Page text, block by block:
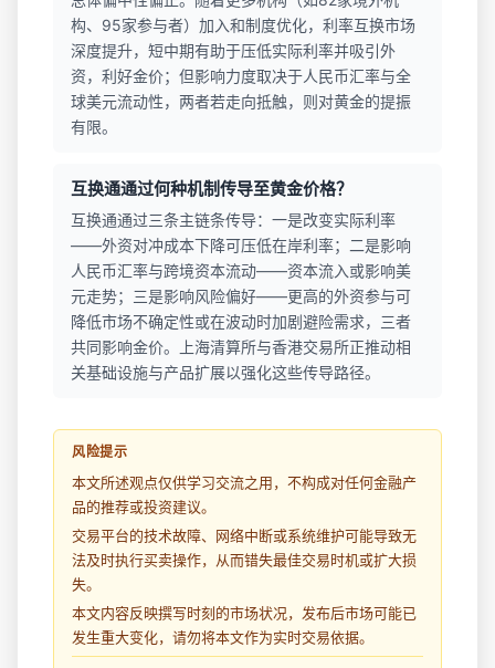
构、95家参与者）加入和制度优化，利率互换市场
深度提升，短中期有助于压低实际利率并吸引外
资，利好金价；但影响力度取决于人民币汇率与全
球美元流动性，两者若走向抵触，则对黄金的提振
有限。
互换通通过何种机制传导至黄金价格？
互换通通过三条主链条传导：一是改变实际利率
——外资对冲成本下降可压低在岸利率；二是影响
人民币汇率与跨境资本流动——资本流入或影响美
元走势；三是影响风险偏好——更高的外资参与可
降低市场不确定性或在波动时加剧避险需求，三者
共同影响金价。上海清算所与香港交易所正推动相
关基础设施与产品扩展以强化这些传导路径。
风险提示
本文所述观点仅供学习交流之用，不构成对任何金融产
品的推荐或投资建议。
交易平台的技术故障、网络中断或系统维护可能导致无
法及时执行买卖操作，从而错失最佳交易时机或扩大损
失。
本文内容反映撰写时刻的市场状况，发布后市场可能已
发生重大变化，请勿将本文作为实时交易依据。